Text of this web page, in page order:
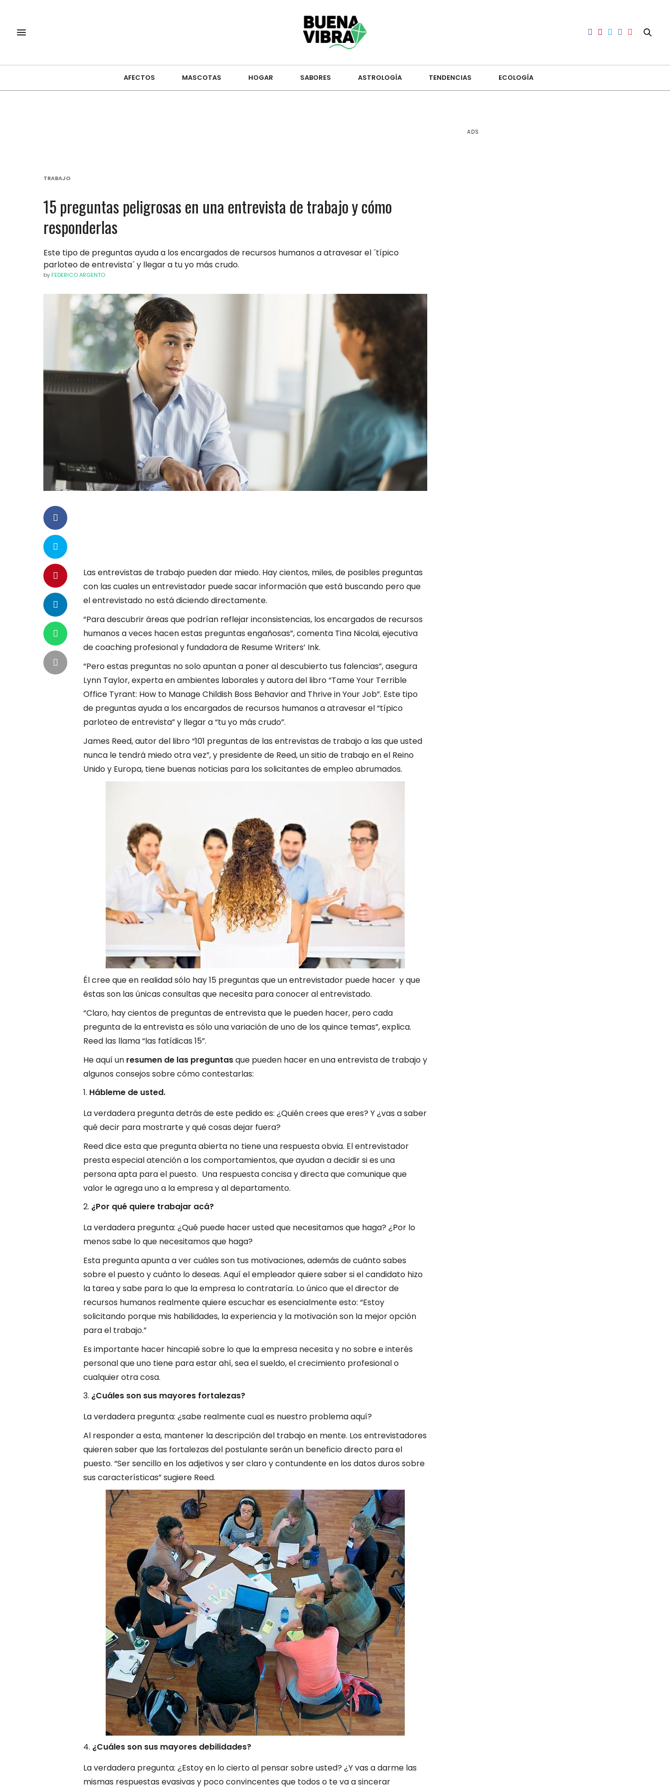
AFECTOS MASCOTAS HOGAR SABORES ASTROLOGÍA TENDENCIAS ECOLOGÍA
TRABAJO
15 preguntas peligrosas en una entrevista de trabajo y cómo
responderlas
Este tipo de preguntas ayuda a los encargados de recursos humanos a atravesar el ´típico
parloteo de entrevista´ y llegar a tu yo más crudo.
by FEDERICO ARGENTO
Las entrevistas de trabajo pueden dar miedo. Hay cientos, miles, de posibles preguntas
con las cuales un entrevistador puede sacar información que está buscando pero que
el entrevistado no está diciendo directamente.
“Para descubrir áreas que podrían reflejar inconsistencias, los encargados de recursos
humanos a veces hacen estas preguntas engañosas”, comenta Tina Nicolai, ejecutiva
de coaching profesional y fundadora de Resume Writers’ Ink.
“Pero estas preguntas no solo apuntan a poner al descubierto tus falencias”, asegura
Lynn Taylor, experta en ambientes laborales y autora del libro “Tame Your Terrible
Office Tyrant: How to Manage Childish Boss Behavior and Thrive in Your Job”. Este tipo
de preguntas ayuda a los encargados de recursos humanos a atravesar el “típico
parloteo de entrevista” y llegar a “tu yo más crudo”.
James Reed, autor del libro “101 preguntas de las entrevistas de trabajo a las que usted
nunca le tendrá miedo otra vez”, y presidente de Reed, un sitio de trabajo en el Reino
Unido y Europa, tiene buenas noticias para los solicitantes de empleo abrumados.
Él cree que en realidad sólo hay 15 preguntas que un entrevistador puede hacer y que
éstas son las únicas consultas que necesita para conocer al entrevistado.
“Claro, hay cientos de preguntas de entrevista que le pueden hacer, pero cada
pregunta de la entrevista es sólo una variación de uno de los quince temas”, explica.
Reed las llama “las fatídicas 15”.
He aquí un resumen de las preguntasque pueden hacer en una entrevista de trabajo y
algunos consejos sobre cómo contestarlas:
Hábleme de usted.
La verdadera pregunta detrás de este pedido es: ¿Quién crees que eres? Y ¿vas a saber
qué decir para mostrarte y qué cosas dejar fuera?
Reed dice esta que pregunta abierta no tiene una respuesta obvia. El entrevistador
presta especial atención a los comportamientos, que ayudan a decidir si es una
persona apta para el puesto. Una respuesta concisa y directa que comunique que
valor le agrega uno a la empresa y al departamento.
¿Por qué quiere trabajar acá?
La verdadera pregunta: ¿Qué puede hacer usted que necesitamos que haga? ¿Por lo
menos sabe lo que necesitamos que haga?
Esta pregunta apunta a ver cuáles son tus motivaciones, además de cuánto sabes
sobre el puesto y cuánto lo deseas. Aquí el empleador quiere saber si el candidato hizo
la tarea y sabe para lo que la empresa lo contrataría. Lo único que el director de
recursos humanos realmente quiere escuchar es esencialmente esto: “Estoy
solicitando porque mis habilidades, la experiencia y la motivación son la mejor opción
para el trabajo.”
Es importante hacer hincapié sobre lo que la empresa necesita y no sobre e interés
personal que uno tiene para estar ahí, sea el sueldo, el crecimiento profesional o
cualquier otra cosa.
¿Cuáles son sus mayores fortalezas?
La verdadera pregunta: ¿sabe realmente cual es nuestro problema aquí?
Al responder a esta, mantener la descripción del trabajo en mente. Los entrevistadores
quieren saber que las fortalezas del postulante serán un beneficio directo para el
puesto. “Ser sencillo en los adjetivos y ser claro y contundente en los datos duros sobre
sus características” sugiere Reed.
¿Cuáles son sus mayores debilidades?
La verdadera pregunta: ¿Estoy en lo cierto al pensar sobre usted? ¿Y vas a darme las
mismas respuestas evasivas y poco convincentes que todos o te va a sincerar
ADS